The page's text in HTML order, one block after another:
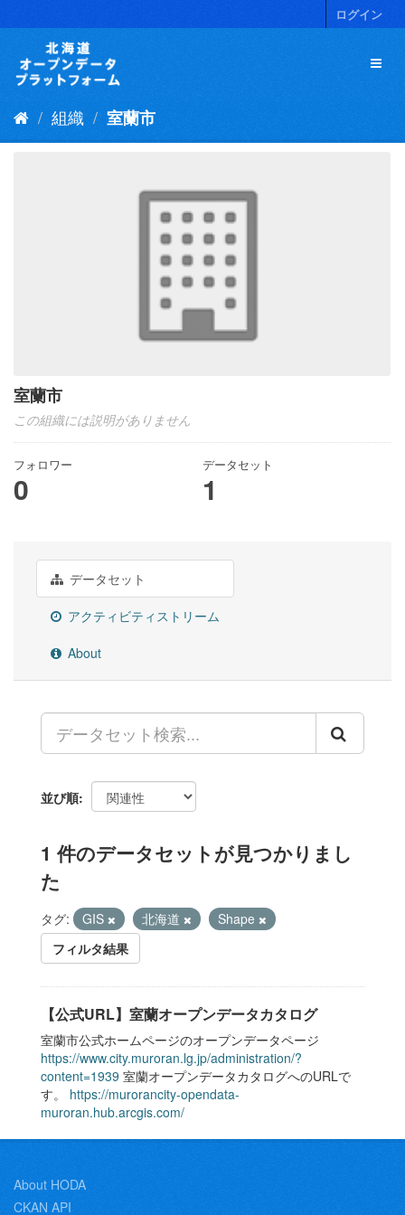
キ
ログイン
組織 室蘭市
室蘭市
この組織には説明がありません
フォロワー
0
データセット
1
データセット
アクティビティストリーム
About
並び順
1 件のデータセットが見つかりまし
た
タグ: GIS 北海道
Shape
フィルタ結果
【公式URL】室蘭オープンデータカタログ
室蘭市公式ホームページのオープンデータページ
https://www.city.muroran.lg.jp/administration/?
content=1939 室蘭オープンデータカタログへのURLで
す。 https://murorancity-opendata-
muroran.hub.arcgis.com/
About HODA
CKAN API